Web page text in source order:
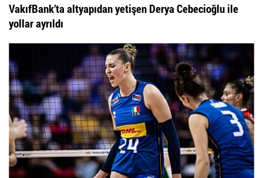
VakıfBank’ta altyapıdan yetişen Derya Cebecioğlu ile
yollar ayrıldı